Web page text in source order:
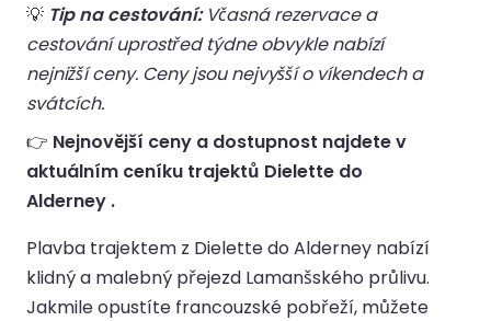
💡 Tip na cestování:Včasná rezervace a
cestování uprostřed týdne obvykle nabízí
nejnižší ceny. Ceny jsou nejvyšší o víkendech a
svátcích.
👉 Nejnovější ceny a dostupnost najdete v
aktuálním ceníku trajektů Dielette do
Alderney .
Plavba trajektem z Dielette do Alderney nabízí
klidný a malebný přejezd Lamanšského průlivu.
Jakmile opustíte francouzské pobřeží, můžete